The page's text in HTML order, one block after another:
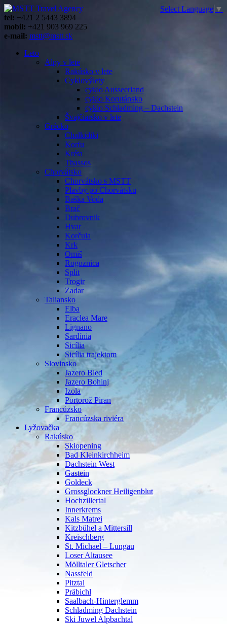
Select Language ▼
tel: +421 2 5443 3894
mobil: +421 903 969 225
e-mail: mstt@mstt.sk
Leto
Alpy v lete
Rakúsko v lete
Cyklovýlety
cyklo Ausseerland
cyklo Korutánsko
cyklo Schladming – Dachstein
Švajčiarsko v lete
Grécko
Chalkidiki
Korfu
Kréta
Thassos
Chorvátsko
Chorvátsko s MSTT
Plavby po Chorvátsku
Baška Voda
Brač
Dubrovnik
Hvar
Korčula
Krk
Omiš
Rogoznica
Split
Trogir
Zadar
Taliansko
Elba
Eraclea Mare
Lignano
Sardínia
Sicília
Sicília trajektom
Slovinsko
Jazero Bled
Jazero Bohinj
Izola
Portorož Piran
Francúzsko
Francúzska riviéra
Lyžovačka
Rakúsko
Skiopening
Bad Kleinkirchheim
Dachstein West
Gastein
Goldeck
Grossglockner Heiligenblut
Hochzillertal
Innerkrems
Kals Matrei
Kitzbühel a Mittersill
Kreischberg
St. Michael – Lungau
Loser Altausee
Mölltaler Gletscher
Nassfeld
Pitztal
Präbichl
Saalbach-Hinterglemm
Schladming Dachstein
Ski Juwel Alpbachtal